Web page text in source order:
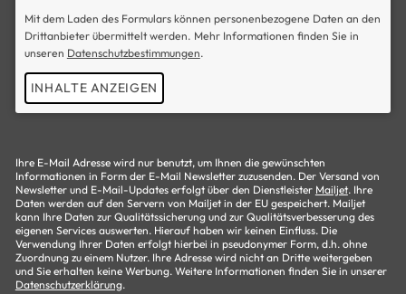
Mit dem Laden des Formulars können personenbezogene Daten an den
Drittanbieter übermittelt werden. Mehr Informationen finden Sie in
unseren Datenschutzbestimmungen.
INHALTE ANZEIGEN
Ihre E-Mail Adresse wird nur benutzt, um Ihnen die gewünschten
Informationen in Form der E-Mail Newsletter zuzusenden. Der Versand von
Newsletter und E-Mail-Updates erfolgt über den Dienstleister Mailjet. Ihre
Daten werden auf den Servern von Mailjet in der EU gespeichert. Mailjet
kann Ihre Daten zur Qualitätssicherung und zur Qualitätsverbesserung des
eigenen Services auswerten. Hierauf haben wir keinen Einfluss. Die
Verwendung Ihrer Daten erfolgt hierbei in pseudonymer Form, d.h. ohne
Zuordnung zu einem Nutzer. Ihre Adresse wird nicht an Dritte weitergeben
und Sie erhalten keine Werbung. Weitere Informationen finden Sie in unserer
Datenschutzerklärung.